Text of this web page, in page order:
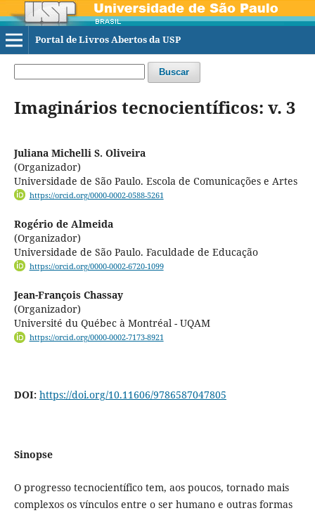
Portal de Livros Abertos da USP
Buscar
Imaginários tecnocientíficos: v. 3
Juliana Michelli S. Oliveira
(Organizador)
Universidade de São Paulo. Escola de Comunicações e Artes
https://orcid.org/0000-0002-0588-5261
Rogério de Almeida
(Organizador)
Universidade de São Paulo. Faculdade de Educação
https://orcid.org/0000-0002-6720-1099
Jean-François Chassay
(Organizador)
Université du Québec à Montréal - UQAM
https://orcid.org/0000-0002-7173-8921
DOI: https://doi.org/10.11606/9786587047805
Sinopse
O progresso tecnocientífico tem, aos poucos, tornado mais
complexos os vínculos entre o ser humano e outras formas